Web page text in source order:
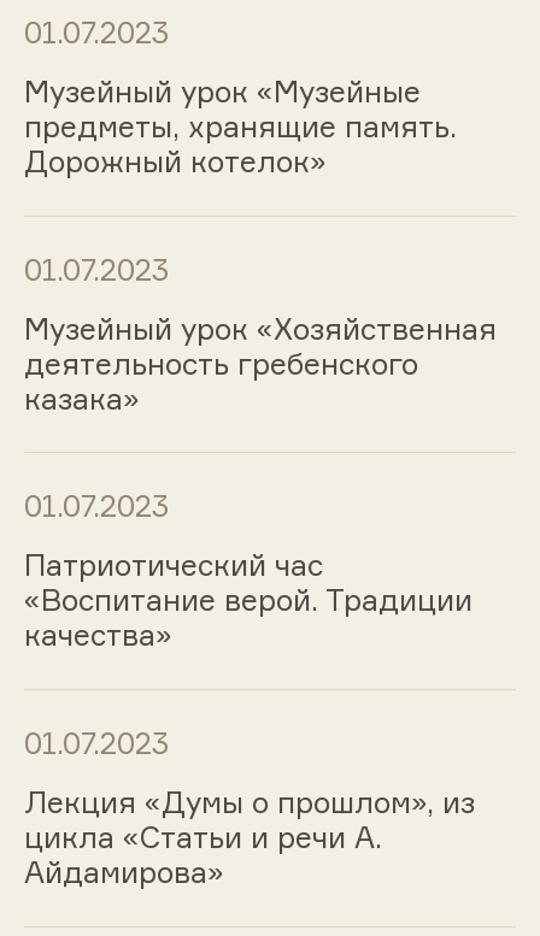
01.07.2023
Музейный урок «Музейные
предметы, хранящие память.
Дорожный котелок»
01.07.2023
Музейный урок «Хозяйственная
деятельность гребенского
казака»
01.07.2023
Патриотический час
«Воспитание верой. Традиции
качества»
01.07.2023
Лекция «Думы о прошлом», из
цикла «Статьи и речи А.
Айдамирова»